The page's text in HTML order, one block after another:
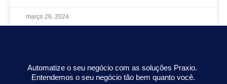
março 26, 2024
Automatize o seu negócio com as soluções Praxio.
Entendemos o seu negócio tão bem quanto você.